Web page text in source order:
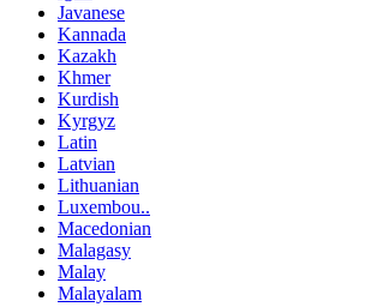
Javanese
Kannada
Kazakh
Khmer
Kurdish
Kyrgyz
Latin
Latvian
Lithuanian
Luxembou..
Macedonian
Malagasy
Malay
Malayalam